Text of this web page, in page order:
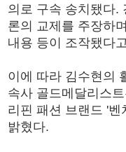
의로 구속 송치됐다.
론의 교제를 주장하
내용 등이 조작됐다
이에 따라 김수현의
속사 골드메달리스
리핀 패션 브랜드 '벤
밝혔다.